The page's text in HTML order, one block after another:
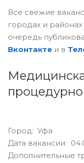
Все свежие
городах и
очередь
Вконтакте и в
Город: Уфа
Дата вакансии:
Дополнительные